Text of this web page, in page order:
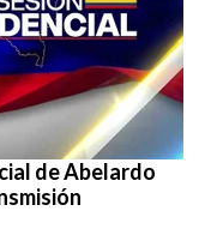
de Abelardo